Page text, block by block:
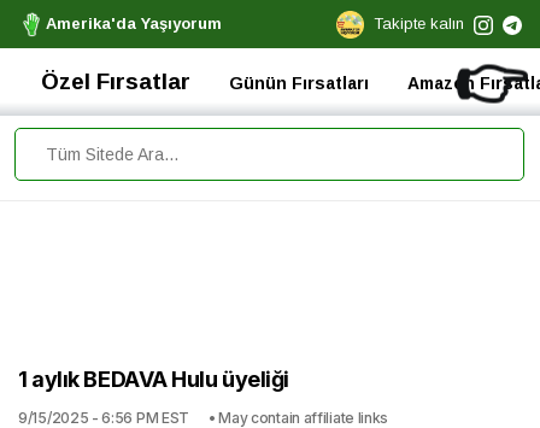
Amerika'da Yaşıyorum Takipte kalın
👉
Özel Fırsatlar Günün Fırsatları Amazon
1 aylık BEDAVA Hulu üyeliği
9/15/2025 - 6:56 PM EST • May contain affiliate links